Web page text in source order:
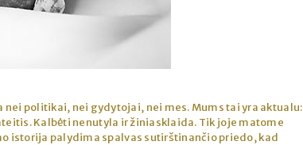
politikai, nei gydytojai, nei mes. Mums tai yra aktualu:
Kalbėti nenutyla ir žiniasklaida. Tik joje matome
istorija palydima spalvas sutirštinančio priedo, kad